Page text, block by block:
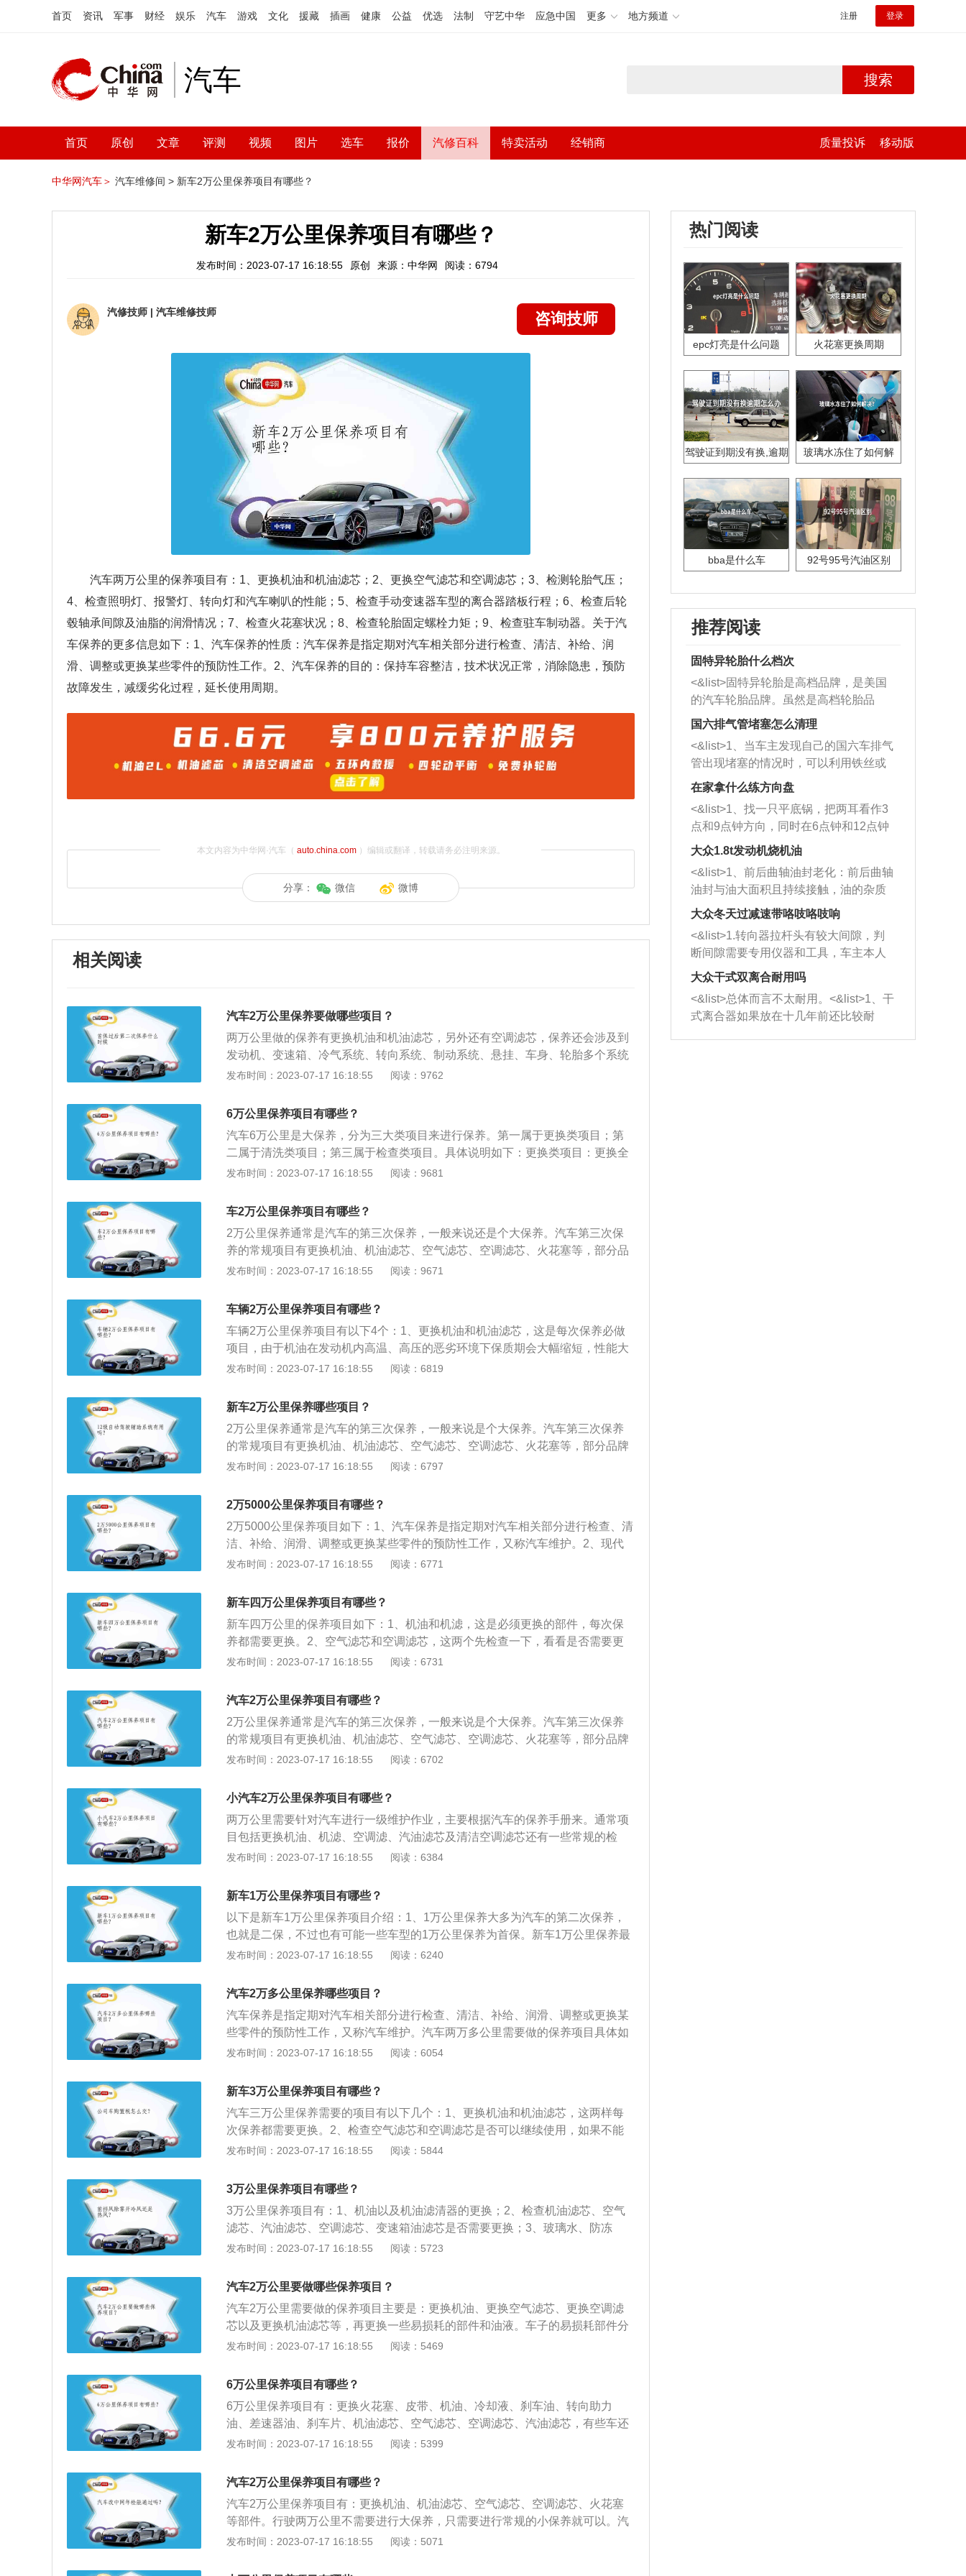
首页 资讯 军事 财经 娱乐 汽车 游戏 文化 援藏 插画 健康 公益 优选 法制 守艺中华 应急中国 更多 地方频道 注册 登录
汽车 搜索
首页 原创 文章 评测 视频 图片 选车 报价 汽修百科 特卖活动 经销商 质量投诉 移动版
中华网汽车＞ 汽车维修间 > 新车2万公里保养项目有哪些？
新车2万公里保养项目有哪些？
发布时间：2023-07-17 16:18:55 原创 来源：中华网 阅读：6794
汽修技师 | 汽车维修技师 咨询技师
汽车两万公里的保养项目有：1、更换机油和机油滤芯；2、更换空气滤芯和空调滤芯；3、检测轮胎气压；
4、检查照明灯、报警灯、转向灯和汽车喇叭的性能；5、检查手动变速器车型的离合器踏板行程；6、检查后轮
毂轴承间隙及油脂的润滑情况；7、检查火花塞状况；8、检查轮胎固定螺栓力矩；9、检查驻车制动器。关于汽
车保养的更多信息如下：1、汽车保养的性质：汽车保养是指定期对汽车相关部分进行检查、清洁、补给、润
滑、调整或更换某些零件的预防性工作。2、汽车保养的目的：保持车容整洁，技术状况正常，消除隐患，预防
故障发生，减缓劣化过程，延长使用周期。
本文内容为中华网·汽车（ auto.china.com）编辑或翻译，转载请务必注明来源。
分享： 微信 微博
相关阅读
汽车2万公里保养要做哪些项目？
两万公里做的保养有更换机油和机油滤芯，另外还有空调滤芯，保养还会涉及到
发动机、变速箱、冷气系统、转向系统、制动系统、悬挂、车身、轮胎多个系统
数十个项目的检测与维护。汽车维护、保养介绍如下：汽车维护的概念：汽车保
或更换某些零件的预防性工作。汽车保养的作用：汽车保养的目的是保持车容整
洁，技术状况正常，消除隐患，预防故障发生，减缓劣化过程，延长使用周期。
发布时间：2023-07-17 16:18:55 阅读：9762
6万公里保养项目有哪些？
汽车6万公里是大保养，分为三大类项目来进行保养。第一属于更换类项目；第
二属于清洗类项目；第三属于检查类项目。具体说明如下：更换类项目：更换全
车机油、机油滤芯、空气滤芯、汽油滤芯、空调滤芯、冷却液、刹车液（制动
器、三元催化器。检查类目：检查轮胎及底盘螺丝等全车易损件是否需要维修更
发布时间：2023-07-17 16:18:55 阅读：9681
车2万公里保养项目有哪些？
2万公里保养通常是汽车的第三次保养，一般来说还是个大保养。汽车第三次保
养的常规项目有更换机油、机油滤芯、空气滤芯、空调滤芯、火花塞等，部分品
牌厂商会额外增加一些保养项目。以下是扩展资料：具体介绍：其中更换机油和
幅缩短，性能大幅下降，久而久之对发动机起不到保护所用。而机油滤芯为了防
止杂质混入机油中造成氧化而产生胶质和油泥堵塞油路。机油和机油滤芯都是同
时进行更换。
发布时间：2023-07-17 16:18:55 阅读：9671
车辆2万公里保养项目有哪些？
车辆2万公里保养项目有以下4个：1、更换机油和机油滤芯，这是每次保养必做
项目，由于机油在发动机内高温、高压的恶劣环境下保质期会大幅缩短，性能大
幅下降，久而久之对发动机起不到保护所用。而机油滤芯是为发动机起到过滤杂
2、检查空气滤清器，空气滤清器能够减少吸入带有杂质颗粒的空气而增加磨蚀
和损坏的机率，在两万公里的保养中可以检查空气滤清器脏不脏，太脏就进行更
换，不脏拿气枪吹一下即可。3、检查火花塞，汽油机点火系统中将高压电流引
入气缸产生电火花，以点燃可燃混合气体的部件。发现动力不足时就要更换火花
塞，不同材质的火花塞寿命不相同，铱金火花塞更换周期80000—100000公里，
里。4、检查刹车片，在两万公里的保养中，要检查刹车片的厚度，磨损过度建
议更换刹车片，保证行车安全。
发布时间：2023-07-17 16:18:55 阅读：6819
新车2万公里保养哪些项目？
2万公里保养通常是汽车的第三次保养，一般来说是个大保养。汽车第三次保养
的常规项目有更换机油、机油滤芯、空气滤芯、空调滤芯、火花塞等，部分品牌
厂商会额外增加一些保养项目。以下是具体介绍：1、其中更换机油和机油滤芯
性能大幅下降，久而久之对发动机起不到保护所用。而机油滤芯为了防止杂质混
入机油中造成氧化而产生胶质和油泥堵塞油路。机油和机油滤芯都是同时进行更
换。2、其次，空气滤芯也到了需要更换的时候，如果1万公里保养时没有更换，
那么2万公里保养就一定要更换。空气滤清器作用是阻隔发动机在进气过程中吸
入的粉尘和颗粒，如果滤网长期不清洁就会导致发动机内吸入灰尘，造成汽缸壁
要提前做好更换的准备，火花塞直接影响到发动机的加速性能与油耗表现，当行
驶感觉发动机动力不足时，就应该进行保养，不同材质的火花塞使用寿命不一
样。
发布时间：2023-07-17 16:18:55 阅读：6797
2万5000公里保养项目有哪些？
2万5000公里保养项目如下：1、汽车保养是指定期对汽车相关部分进行检查、清
洁、补给、润滑、调整或更换某些零件的预防性工作，又称汽车维护。2、现代
的汽车保养主要包含了对发动机系统（引擎）、变速箱系统、空调系统、冷却系
洁，技术状况正常，消除隐患，预防故障发生，减缓劣化过程，延长使用周期。
发布时间：2023-07-17 16:18:55 阅读：6771
新车四万公里保养项目有哪些？
新车四万公里的保养项目如下：1、机油和机滤，这是必须更换的部件，每次保
养都需要更换。2、空气滤芯和空调滤芯，这两个先检查一下，看看是否需要更
换。如果脏的不严重，清洗一下可以继续使用。如果脏的很严重，必须及时更
各种油液。像是防冻液、刹车油、变速箱油等等，基本都要更换。5、电瓶。绝
大多数车型，车辆行驶了四万公里，电瓶的寿命就大大损耗，应该及时更换。
6、火花塞。正常情况下，火花塞也需要更换。7、刹车片和轮胎，这两样检查一
下即可，四万公里应该不需要更换。
发布时间：2023-07-17 16:18:55 阅读：6731
汽车2万公里保养项目有哪些？
2万公里保养通常是汽车的第三次保养，一般来说是个大保养。汽车第三次保养
的常规项目有更换机油、机油滤芯、空气滤芯、空调滤芯、火花塞等，部分品牌
厂商会额外增加一些保养项目。更多详细介绍如下：1、其中更换机油和机油滤
短，性能大幅下降，久而久之对发动机起不到保护所用。而机油滤芯为了防止杂
质混入机油中造成氧化而产生胶质和油泥堵塞油路。机油和机油滤芯都是同时进
行更换。2、其次，空气滤芯也到了需要更换的时候，如果1万公里保养时没有更
换，那么2万公里保养就一定要更换。空气滤清器作用是阻隔发动机在进气过程
中吸入的粉尘和颗粒，如果滤网长期不清洁就会导致发动机内吸入灰尘，造成汽
也需要提前做好更换的准备，火花塞直接影响到发动机的加速性能与油耗表现，
当行驶感觉发动机动力不足时，就应该进行保养，不同材质的火花塞使用寿命不
一样。
发布时间：2023-07-17 16:18:55 阅读：6702
小汽车2万公里保养项目有哪些？
两万公里需要针对汽车进行一级维护作业，主要根据汽车的保养手册来。通常项
目包括更换机油、机滤、空调滤、汽油滤芯及清洁空调滤芯还有一些常规的检
查。常规的检查包括冷冻液，刹车油、变速箱油等油液类是否符合要求、检查紧
数车来说，2万公里节气门、进气道、喷油嘴不需要全部清洗，只做清洗节气门
即可。2、进气道、喷油嘴以及缸内积碳，可以等到下次需要清洗节气门的时候
一并清洗，既能达到清洗效果，也不会花冤枉钱。同理，三元催化更不需要清
洗，只要车不出故障，建议始终不需要清洗。除非有了故障码，或者审车尾气不
过关，则可以清洗。
发布时间：2023-07-17 16:18:55 阅读：6384
新车1万公里保养项目有哪些？
以下是新车1万公里保养项目介绍：1、1万公里保养大多为汽车的第二次保养，
也就是二保，不过也有可能一些车型的1万公里保养为首保。新车1万公里保养最
基本的项目为更换机油、机滤、发动机、变速箱、冷气系统、制动系统。2、其
统、制动系统、悬挂、车身、轮胎多个系统数十个项目的检测与维护。其次，1
万公里保养的时候，车主可以考虑更换或清理空气和空调滤芯，虽然4s店或许没
有要求更换，不过考虑到如今的用车环境因素，这种价格又不高而且能够带来明
显改变的保养项目可以提前进行。
发布时间：2023-07-17 16:18:55 阅读：6240
汽车2万多公里保养哪些项目？
汽车保养是指定期对汽车相关部分进行检查、清洁、补给、润滑、调整或更换某
些零件的预防性工作，又称汽车维护。汽车两万多公里需要做的保养项目具体如
下：1、更换机油和机油滤芯：一般厂家建议每5000公里或六个月必须进行更换
查更换火花塞：如果火花塞上有积碳、黑色油迹等应进行清理，必要时更换。
3、润滑天窗滑轨和车门锁：如果发现关闭车门和天窗时发生异响，需要将润滑
油涂抹在上面使其保持润滑流畅。
发布时间：2023-07-17 16:18:55 阅读：6054
新车3万公里保养项目有哪些？
汽车三万公里保养需要的项目有以下几个：1、更换机油和机油滤芯，这两样每
次保养都需要更换。2、检查空气滤芯和空调滤芯是否可以继续使用，如果不能
继续使用，就需要更换。3、检查防冻液是否减少。检查火花塞是否需要更换。
对汽车相关部分进行检查、清洁、补给、润滑、调整或更换某些零件的预防性工
作。
发布时间：2023-07-17 16:18:55 阅读：5844
3万公里保养项目有哪些？
3万公里保养项目有：1、机油以及机油滤清器的更换；2、检查机油滤芯、空气
滤芯、汽油滤芯、空调滤芯、变速箱油滤芯是否需要更换；3、玻璃水、防冻
液、空调制冷剂不足及时添加；4、检查传动皮带是否有磨损；5、清洗节气门、
车辆优良的性能状态；2、提高行车安全；3、降低发动机噪音；4、延长车辆的
使用寿命。
发布时间：2023-07-17 16:18:55 阅读：5723
汽车2万公里要做哪些保养项目？
汽车2万公里需要做的保养项目主要是：更换机油、更换空气滤芯、更换空调滤
芯以及更换机油滤芯等，再更换一些易损耗的部件和油液。车子的易损耗部件分
别有刹车片、轮胎、雨刷、刹车盘、各类滤芯、火花塞、点火线圈。车子的油液
检查一下刹车油的含水量，因为刹车油极易吸水，如果该刹车油的含水量已经超
过百分之3就需要立刻更换。对于易损耗部件的剩余寿命也需要检查一下，特别
是轮胎，这是一种橡胶制品，时间长了之后轮胎会出现老化现象，通常是每四年
更换一次，但是如果是经常开车的车主则建议更换轮胎周期减短。
发布时间：2023-07-17 16:18:55 阅读：5469
6万公里保养项目有哪些？
6万公里保养项目有：更换火花塞、皮带、机油、冷却液、刹车油、转向助力
油、差速器油、刹车片、机油滤芯、空气滤芯、空调滤芯、汽油滤芯，有些车还
需要更换变速箱油。汽车保养别称汽车维护，是指定期对汽车相关部分进行检
了对发动机系统（引擎）、变速箱系统、空调系统等的保养，目的是保持车容整
洁，技术状况正常，消除隐患，预防故障发生，延长使用周期。
发布时间：2023-07-17 16:18:55 阅读：5399
汽车2万公里保养项目有哪些？
汽车2万公里保养项目有：更换机油、机油滤芯、空气滤芯、空调滤芯、火花塞
等部件。行驶两万公里不需要进行大保养，只需要进行常规的小保养就可以。汽
车保养是指定期对汽车相关部分进行检查、清洁、补给、润滑、调整或更换某些
（引擎）、变速箱系统、空调系统、冷却系统、燃油系统、动力转向系统等的保
发布时间：2023-07-17 16:18:55 阅读：5071
热门阅读
epc灯亮是什么问题 火花塞更换周期
驾驶证到期没有换,逾期
玻璃水冻住了如何解
bba是什么车 92号95号汽油区别
推荐阅读
固特异轮胎什么档次
<&list>固特异轮胎是高档品牌，是美国
的汽车轮胎品牌。虽然是高档轮胎品
牌，但是中高低端的轮胎都有生产，这
也是为了更好的开拓市场。
国六排气管堵塞怎么清理
<&list>1、当车主发现自己的国六车排气
管出现堵塞的情况时，可以利用铁丝或
者是细棍，直接将杂物给取出来，如果
堵塞情况比较严重，也可以采取应急措
施。 <&list>2、直接利用木棍将所有的
杂物推到排气管里面的位置处，然后将
三元催化器拆解开，就可以将堵塞的东
西取出来。但如果是因为积碳过多引起
的堵塞，就需要将三元催化器泡在草酸
洗剂对堵塞的情况得到解决，将清洗剂
放在燃油箱中，与燃油混合后，车辆启
动时，就可以和汽油一起进入到燃烧
室，最后形成废气排出，就可以让三元
催化器得到清洗，排气管堵塞的情况就
能够得到解决。
在家拿什么练方向盘
<&list>1、找一只平底锅，把两耳看作3
点和9点钟方向，同时在6点钟和12点钟
方向做一个标记。 <&list>2、双手握住
一圈半的练习，往右同样也要打相同的
圈数。 <&list>3、最后强调要反复练
习，这样就可以形成肌肉记忆，在真实
驾驶车辆时，不需要记忆也能打好方
向。
大众1.8t发动机烧机油
<&list>1、前后曲轴油封老化：前后曲轴
油封与油大面积且持续接触，油的杂质
和发动机内持续温度变化使其密封效果
逐渐减弱，导致渗油或漏油。<&list>2、
活塞间隙过大：积碳会使活塞环与缸体
的间隙扩大，导致机油流入燃烧室中，
造成烧机油。<&list>3、机油粘度。使用
机油粘度过小的话，同样会有烧机油现
象，机油粘度过小具有很好的流动性，
大众冬天过减速带咯吱咯吱响
<&list>1.转向器拉杆头有较大间隙，判
断间隙需要专用仪器和工具，车主本人
无法制作，需要将车辆送到修理厂或4s
店；<&list>2.车辆半轴套管防尘罩破
裂，破裂后会出现漏油现象，使半轴磨
损严重，磨损的半轴容易损坏，产生异
响；<&list>3.稳定器的转向胶套和球头
大众干式双离合耐用吗
<&list>总体而言不太耐用。<&list>1、干
式离合器如果放在十几年前还比较耐